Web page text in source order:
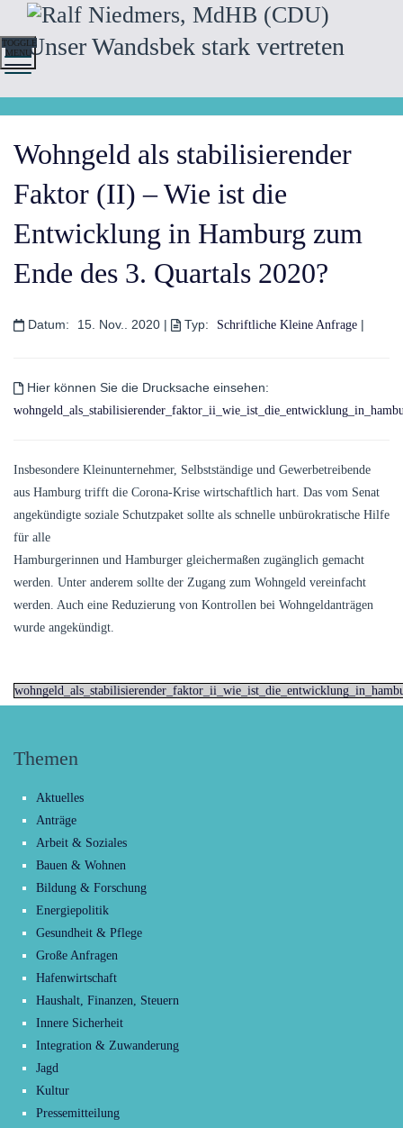
Unser Wandsbek stark vertreten
TOGGLE
MENU
Wohngeld als stabilisierender
Faktor (II) – Wie ist die
Entwicklung in Hamburg zum
Ende des 3. Quartals 2020?
Datum: 15. Nov.. 2020 | Typ: Schriftliche Kleine Anfrage |
Hier können Sie die Drucksache einsehen:
Insbesondere Kleinunternehmer, Selbstständige und Gewerbetreibende
aus Hamburg trifft die Corona-Krise wirtschaftlich hart. Das vom Senat
angekündigte soziale Schutzpaket sollte als schnelle unbürokratische Hilfe
für alle
Hamburgerinnen und Hamburger gleichermaßen zugänglich gemacht
werden. Unter anderem sollte der Zugang zum Wohngeld vereinfacht
werden. Auch eine Reduzierung von Kontrollen bei Wohngeldanträgen
wurde angekündigt.
Themen
Aktuelles
Anträge
Arbeit & Soziales
Bauen & Wohnen
Bildung & Forschung
Energiepolitik
Gesundheit & Pflege
Große Anfragen
Hafenwirtschaft
Haushalt, Finanzen, Steuern
Innere Sicherheit
Integration & Zuwanderung
Jagd
Kultur
Pressemitteilung